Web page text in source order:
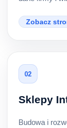
Zobacz
02
Sklepy
Budowa i